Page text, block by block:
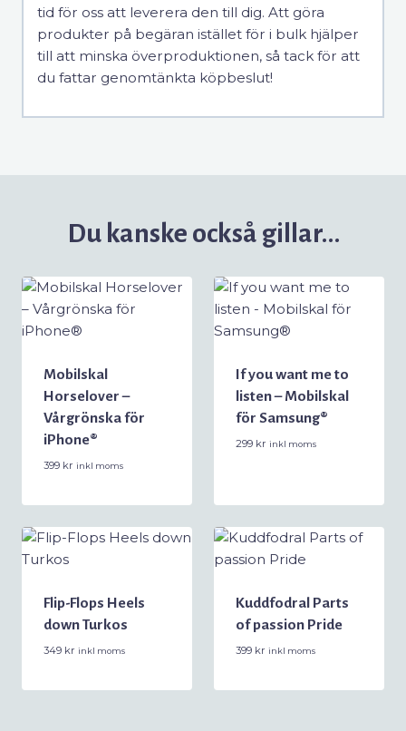
tid för oss att leverera den till dig. Att göra
produkter på begäran istället för i bulk hjälper
till att minska överproduktionen, så tack för att
du fattar genomtänkta köpbeslut!
Du kanske också gillar…
Mobilskal
Horselover –
Vårgrönska för
iPhone®
399 kr inkl moms
If you want me to
listen – Mobilskal
för Samsung®
299 kr inkl moms
Flip-Flops Heels
down Turkos
349 kr inkl moms
Kuddfodral Parts
of passion Pride
399 kr inkl moms